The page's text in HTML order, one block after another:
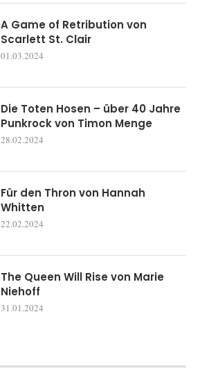
A Game of Retribution von
Scarlett St. Clair
01.03.2024
Die Toten Hosen – über 40 Jahre
Punkrock von Timon Menge
28.02.2024
Für den Thron von Hannah
Whitten
22.02.2024
The Queen Will Rise von Marie
Niehoff
31.01.2024